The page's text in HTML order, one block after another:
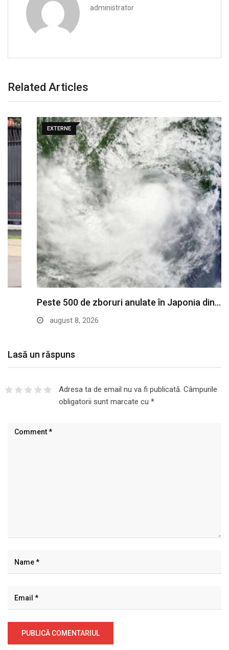
administrator
Related Articles
EXTERNE
Peste 500 de zboruri anulate în Japonia din…
august 8, 2026
Lasă un răspuns
Adresa ta de email nu va fi publicată. Câmpurile
obligatorii sunt marcate cu *